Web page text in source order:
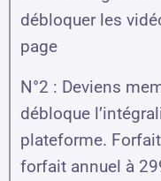
débloquer les
page
N°2 : Deviens
débloque
plateforme.
forfait annuel à